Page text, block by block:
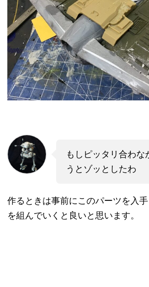
もしピッタリ合わな
うとゾッとしたわ
作るときは事前にこのパーツを入
を組んでいくと良いと思います。